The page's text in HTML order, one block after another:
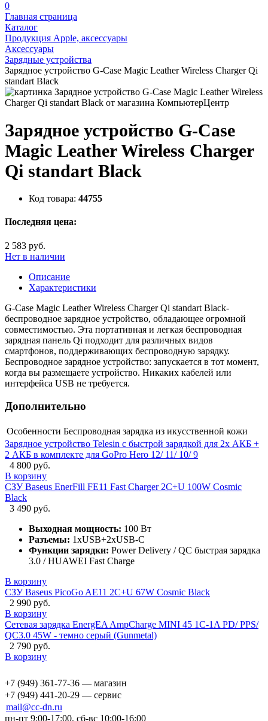
0
Главная страница
Каталог
Продукция Apple, аксессуары
Аксессуары
Зарядные устройства
Зарядное устройство G-Case Magic Leather Wireless Charger Qi
standart Black
Зарядное устройство G-Case
Magic Leather Wireless Charger
Qi standart Black
Код товара: 44755
Последняя цена:
2 583 руб.
Нет в наличии
Описание
Характеристики
G-Case Magic Leather Wireless Charger Qi standart Black-
беспроводное зарядное устройство, обладающее огромной
совместимостью. Эта портативная и легкая беспроводная
зарядная панель Qi подходит для различных видов
смартфонов, поддерживающих беспроводную зарядку.
Беспроводное зарядное устройство: запускается в тот момент,
когда вы размещаете устройство. Никаких кабелей или
интерфейса USB не требуется.
Дополнительно
Особенности Беспроводная зарядка из икусственной кожи
Зарядное устройство Telesin с быстрой зарядкой для 2х АКБ +
2 АКБ в комплекте для GoPro Hero 12/ 11/ 10/ 9
4 800 руб.
В корзину
СЗУ Baseus EnerFill FE11 Fast Charger 2C+U 100W Cosmic
Black
3 490 руб.
Выходная мощность: 100 Вт
Разъемы: 1xUSB+2xUSB-C
Функции зарядки: Power Delivery / QC быстрая зарядка
3.0 / HUAWEI Fast Charge
В корзину
СЗУ Baseus PicoGo AE11 2C+U 67W Cosmic Black
2 990 руб.
В корзину
Сетевая зарядка EnergEA AmpCharge MINI 45 1C-1A PD/ PPS/
QC3.0 45W - темно серый (Gunmetal)
2 790 руб.
В корзину
+7 (949) 361-77-36 — магазин
+7 (949) 441-20-29 — сервис
mail@cc-dn.ru
пн-пт 9:00-17:00, сб-вс 10:00-16:00